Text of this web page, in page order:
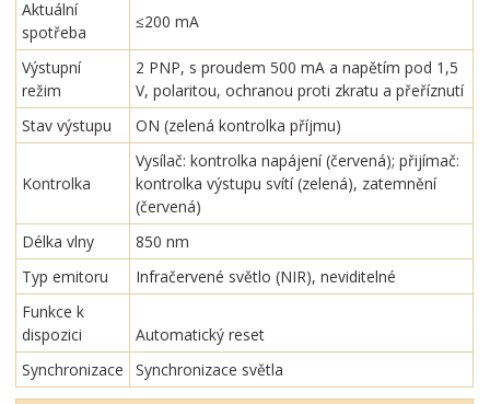
Aktuální
spotřeba
≤200 mA
Výstupní
režim
2 PNP, s proudem 500 mA a napětím pod 1,5
V, polaritou, ochranou proti zkratu a přeříznutí
Stav výstupu
ON (zelená kontrolka příjmu)
Kontrolka
Vysílač: kontrolka napájení (červená); přijímač:
kontrolka výstupu svítí (zelená), zatemnění
(červená)
Délka vlny
850 nm
Typ emitoru
Infračervené světlo (NIR), neviditelné
Funkce k
dispozici
Automatický reset
Synchronizace
Synchronizace světla